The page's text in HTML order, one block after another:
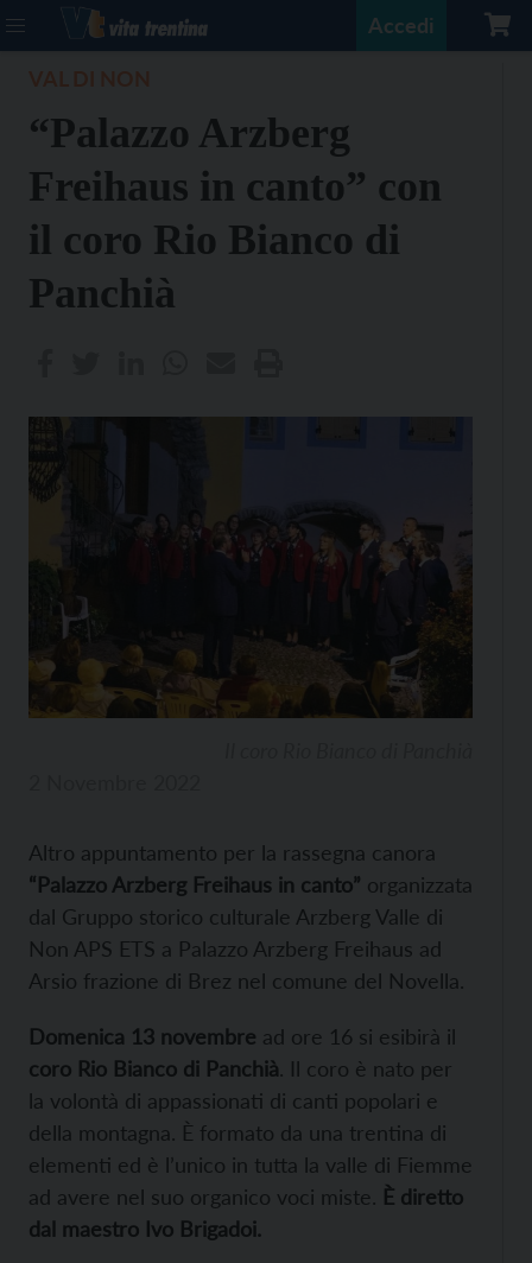
Accedi
“Palazzo Arzberg
Freihaus in canto” con
il coro Rio Bianco di
Panchià
Altro appuntamento per la rassegna canora
“Palazzo Arzberg Freihaus in canto” organizzata
dal Gruppo storico culturale Arzberg Valle di
Non APS ETS a Palazzo Arzberg Freihaus ad
Arsio frazione di Brez nel comune del Novella.
Domenica 13 novembre ad ore 16 si esibirà il
coro Rio Bianco di Panchià. Il coro è nato per
la volontà di appassionati di canti popolari e
della montagna. È formato da una trentina di
elementi ed è l’unico in tutta la valle di Fiemme
ad avere nel suo organico voci miste. È diretto
dal maestro Ivo Brigadoi.